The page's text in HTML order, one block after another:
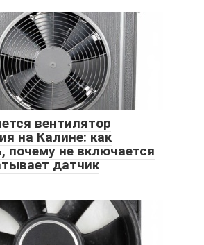
вентилятор
на Калине: как
почему не включается
датчик